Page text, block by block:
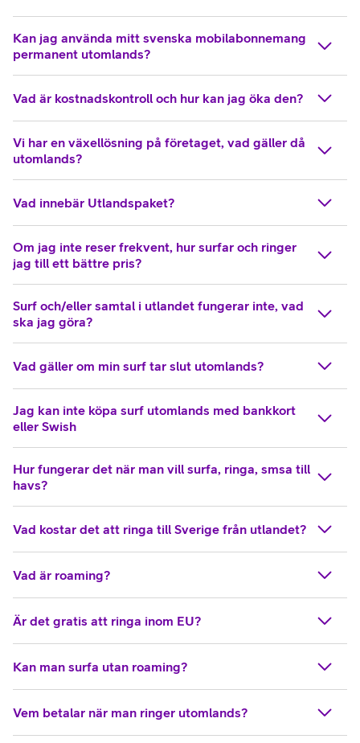
Kan jag använda mitt svenska mobilabonnemang
permanent utomlands?
Vad är kostnadskontroll och hur kan jag öka den?
Vi har en växellösning på företaget, vad gäller då
utomlands?
Vad innebär Utlandspaket?
Om jag inte reser frekvent, hur surfar och ringer
jag till ett bättre pris?
Surf och/eller samtal i utlandet fungerar inte, vad
ska jag göra?
Vad gäller om min surf tar slut utomlands?
Jag kan inte köpa surf utomlands med bankkort
eller Swish
Hur fungerar det när man vill surfa, ringa, smsa till
havs?
Vad kostar det att ringa till Sverige från utlandet?
Vad är roaming?
Är det gratis att ringa inom EU?
Kan man surfa utan roaming?
Vem betalar när man ringer utomlands?